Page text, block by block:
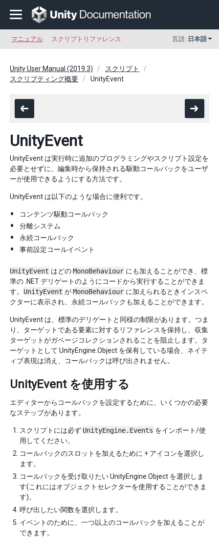
マニュアル スクリプトリファレンス 言語: 日本語
Unity User Manual (2019.3)
スクリプト
スクリプティング概要
UnityEvent
UnityEvent
UnityEvent は実行時に追加のプログラミングやスクリプト設定を
必要とせずに、編集時から保持される駆動コールバックをユーザ
ーが使用できるようにする方法です。
UnityEvent は以下のような場合に便利です。
コンテンツ駆動コールバック
分離システム
永続コールバック
事前設定コールイベント
UnityEvent はどのMonoBehaviour にも加えることができ、標
準の .NET デリゲートのようにコードから実行することができま
す。 UnityEvent がMonoBehaviour に加えられるときインスペ
クターに表示され、永続コールバックも加えることができます。
UnityEvent は、標準のデリゲートと同様の制限があります。つま
り、ターゲットである要素に対するリファレンスを保持し、収集
ターゲットがガベージコレクションされることを阻止します。タ
ーゲットとして UnityEngine.Object を保有している場合、ネイテ
ィブ表現は消え、コールバックは呼び出されません。
UnityEvent を使用する
エディターからコールバックを設定するために、いくつかの必要
なステップがあります。
スクリプトには必ず UnityEngine.Events をインポート/使
用してください。
コールバックのスロットを加えるために + アイコンを選択し
ます。
コールバックを受け取りたい UnityEngine.Object を選択しま
す(これにはオブジェクトセレクターを使用することができま
す)。
呼び出したい関数を選択します。
イベントのために、一つ以上のコールバックを加えることが
できます。